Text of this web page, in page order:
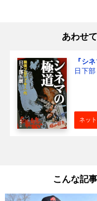
あわせ
『シ
日下
ネッ
こんな記